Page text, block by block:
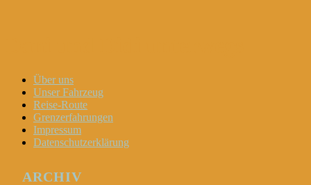
Menu
Widgets
Search
Skip
content
Über uns
Unser Fahrzeug
Reise-Route
Grenzerfahrungen
Impressum
Datenschutzerklärung
ARCHIV